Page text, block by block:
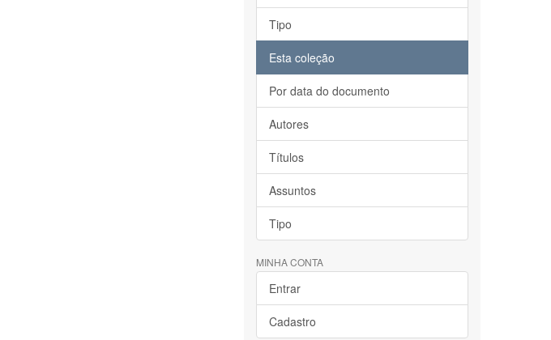
Tipo
Esta coleção
Por data do documento
Autores
Títulos
Assuntos
Tipo
MINHA CONTA
Entrar
Cadastro